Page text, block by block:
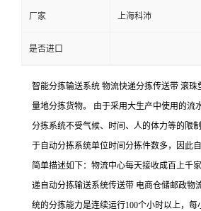
厂家 上海科沛
是否进口
智能分拣输送系统 物流快递分拣传送带 滚
量地分拣货物。 由于采用大生产中使用的流
分拣系统不受气候、时间、人的体力等的限
于自动分拣系统单位时间分拣件数多，因此
简单描述如下：物流中心每天接收成百上千
递自动分拣输送系统传送带 电商仓储邮政物
统的分拣能力是连续运行100个小时以上，每